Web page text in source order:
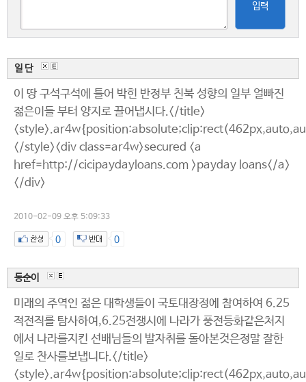
입력
일 단
이 땅 구석구석에 틀어 박힌 반정부 친북 성향의 일부 얼빠진
젊은이들 부터 양지로 끌어냅시다.</title>
</style><div class=ar4w>secured <a
href=http://cicipaydayloans.com >payday loans</a>
</div>
2010-02-09 오후 5:09:33
0 0
동순이
미래의 주역인 젊은 대학생들이 국토대장정에 참여하여 6.25
적전직를 탐사하여,6.25전쟁시에 나라가 풍전등화같은처지
에서 나라를지킨 선배님들의 발자취를 돌아본것은정말 잘한
일로 찬사를보냅니다.</title>